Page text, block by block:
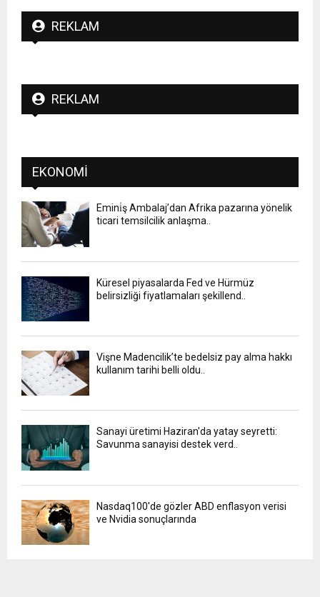
REKLAM
REKLAM
EKONOMI
Emini̇ş Ambalaj’dan Afrika pazarına yönelik
ticari temsilcilik anlaşma..
Küresel piyasalarda Fed ve Hürmüz
belirsizliği fiyatlamaları şekillend..
Vişne Madencilik’te bedelsiz pay alma hakkı
kullanım tarihi belli oldu..
Sanayi üretimi Haziran'da yatay seyretti:
Savunma sanayisi destek verd..
Nasdaq100'de gözler ABD enflasyon verisi
ve Nvidia sonuçlarında